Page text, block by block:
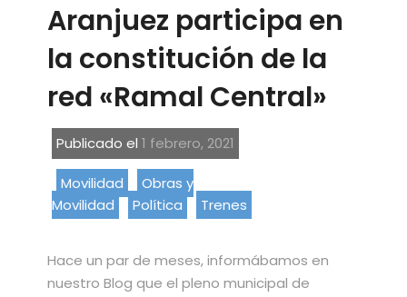
Aranjuez participa en
la constitución de la
red «Ramal Central»
Publicado el1 febrero, 2021
Movilidad
Obras y
Movilidad
Política Trenes
Hace un par de meses, informábamos en
nuestro Blog que el pleno municipal de